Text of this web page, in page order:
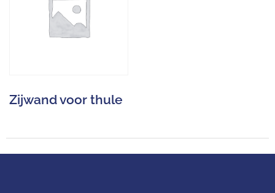
Zijwand voor thule